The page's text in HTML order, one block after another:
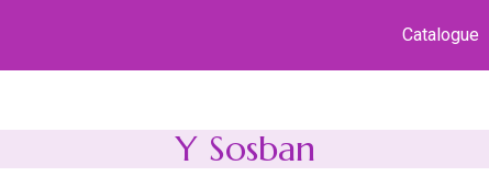
Catalogue
Y Sosban